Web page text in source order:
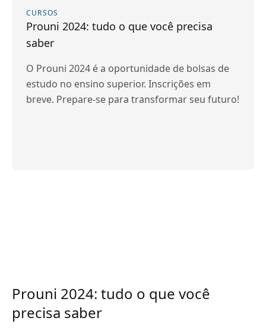
CURSOS
Prouni 2024: tudo o que você precisa
saber
O Prouni 2024 é a oportunidade de bolsas de
estudo no ensino superior. Inscrições em
breve. Prepare-se para transformar seu futuro!
Prouni 2024: tudo o que você
precisa saber